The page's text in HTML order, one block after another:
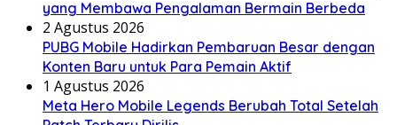
yang Membawa Pengalaman Bermain Berbeda
2 Agustus 2026
PUBG Mobile Hadirkan Pembaruan Besar dengan
Konten Baru untuk Para Pemain Aktif
1 Agustus 2026
Meta Hero Mobile Legends Berubah Total Setelah